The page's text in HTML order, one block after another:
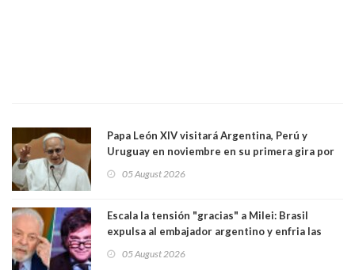
Papa León XIV visitará Argentina, Perú y
Uruguay en noviembre en su primera gira por
05 August 2026
Escala la tensión "gracias" a Milei: Brasil
expulsa al embajador argentino y enfria las
trasandino
05 August 2026